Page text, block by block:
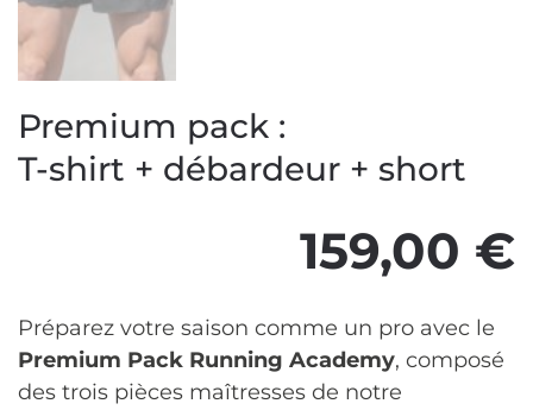
Premium pack :
T-shirt + débardeur + short
159,00 €
Préparez votre saison comme un pro avec le
Premium Pack Running Academy, composé
des trois pièces maîtresses de notre